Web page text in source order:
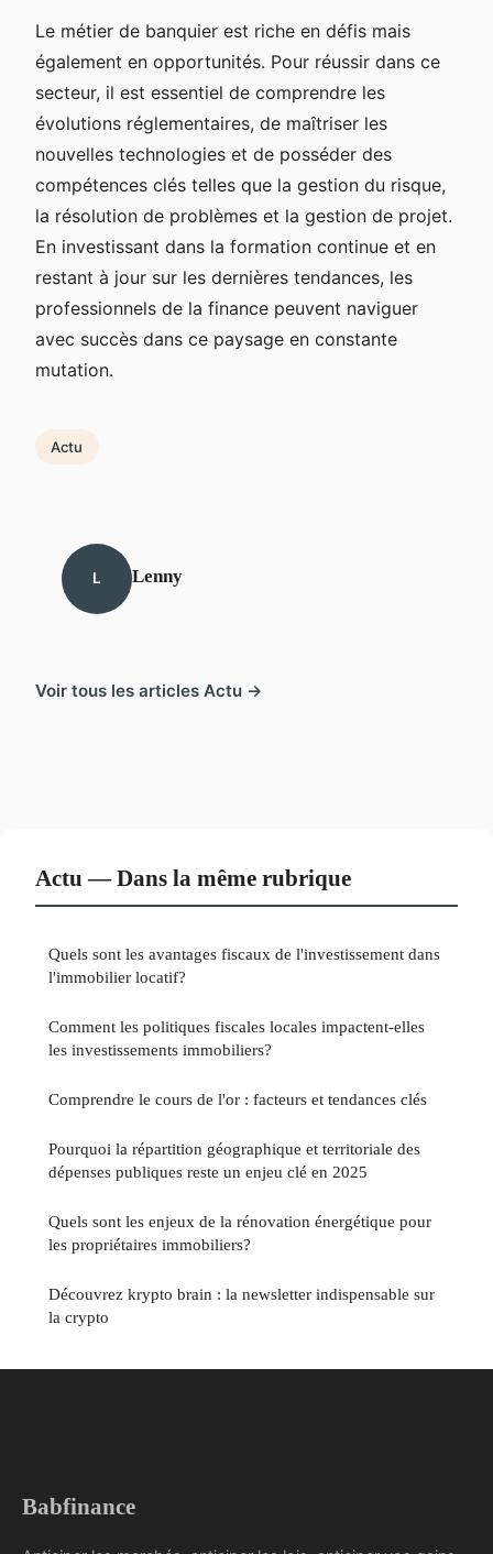
Le métier de banquier est riche en défis mais
également en opportunités. Pour réussir dans ce
secteur, il est essentiel de comprendre les
évolutions réglementaires, de maîtriser les
nouvelles technologies et de posséder des
compétences clés telles que la gestion du risque,
la résolution de problèmes et la gestion de projet.
En investissant dans la formation continue et en
restant à jour sur les dernières tendances, les
professionnels de la finance peuvent naviguer
avec succès dans ce paysage en constante
mutation.
Actu
L Lenny
Voir tous les articles Actu →
Actu — Dans la même rubrique
Quels sont les avantages fiscaux de l'investissement dans
l'immobilier locatif?
Comment les politiques fiscales locales impactent-elles
les investissements immobiliers?
Comprendre le cours de l'or : facteurs et tendances clés
Pourquoi la répartition géographique et territoriale des
dépenses publiques reste un enjeu clé en 2025
Quels sont les enjeux de la rénovation énergétique pour
les propriétaires immobiliers?
Découvrez krypto brain : la newsletter indispensable sur
la crypto
Babfinance